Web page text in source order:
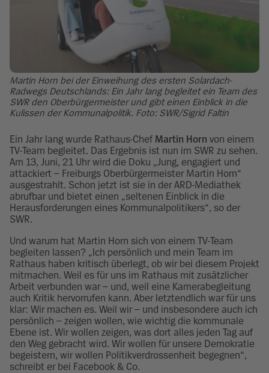
Martin Horn bei der Einweihung des ersten Solardach-
Radwegs Deutschlands: Ein Jahr lang begleitet ein Team des
SWR den Oberbürgermeister und gibt einen Einblick in die
Kulissen der Kommunalpolitik. Foto: SWR/Sigrid Faltin
Ein Jahr lang wurde Rathaus-Chef Martin Horn von einem
TV-Team begleitet. Das Ergebnis ist nun im SWR zu sehen.
Am 13, Juni, 21 Uhr wird die Doku „Jung, engagiert und
attackiert – Freiburgs Oberbürgermeister Martin Horn“
ausgestrahlt. Schon jetzt ist sie in der ARD-Mediathek
abrufbar und bietet einen „seltenen Einblick in die
Herausforderungen eines Kommunalpolitikers“, so der
SWR.
Und warum hat Martin Horn sich von einem TV-Team
begleiten lassen? „Ich persönlich und mein Team im
Rathaus haben kritisch überlegt, ob wir bei diesem Projekt
mitmachen. Weil es für uns im Rathaus mit zusätzlicher
Arbeit verbunden war – und, weil eine Kamerabegleitung
auch Kritik hervorrufen kann. Aber letztendlich war für uns
klar: Wir machen es. Weil wir – und insbesondere auch ich
persönlich – zeigen wollen, wie wichtig die kommunale
Ebene ist. Wir wollen zeigen, was dort alles jeden Tag auf
den Weg gebracht wird. Wir wollen für unsere Demokratie
begeistern, wir wollen Politikverdrossenheit begegnen“,
schreibt er bei Facebook & Co.